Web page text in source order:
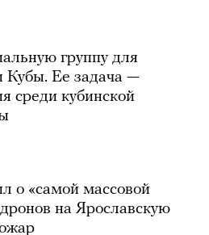
группу для
Кубы. Ее задача —
среди кубинской
о «самой массовой
на Ярославскую